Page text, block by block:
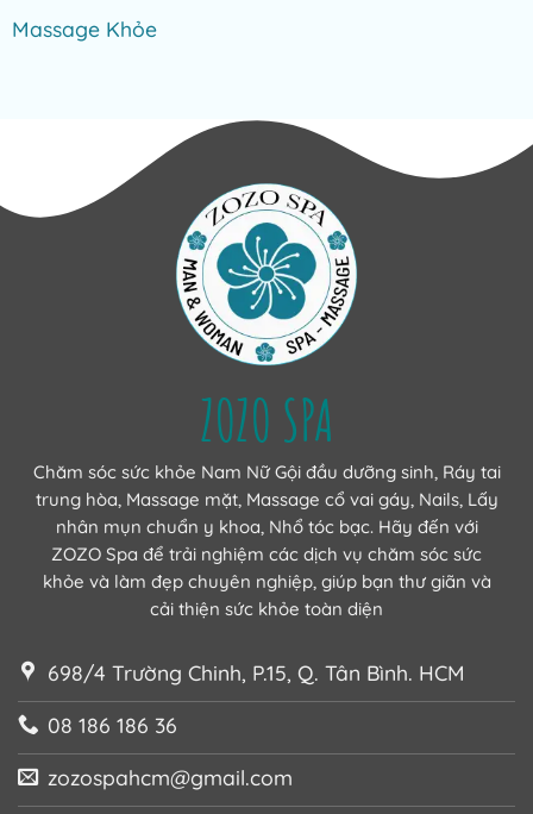
Massage Khỏe
ZOZO SPA
Chăm sóc sức khỏe Nam Nữ Gội đầu dưỡng sinh, Ráy tai
trung hòa, Massage mặt, Massage cổ vai gáy, Nails, Lấy
nhân mụn chuẩn y khoa, Nhổ tóc bạc. Hãy đến với
ZOZO Spa để trải nghiệm các dịch vụ chăm sóc sức
khỏe và làm đẹp chuyên nghiệp, giúp bạn thư giãn và
cải thiện sức khỏe toàn diện
698/4 Trường Chinh, P.15, Q. Tân Bình. HCM
08 186 186 36
zozospahcm@gmail.com